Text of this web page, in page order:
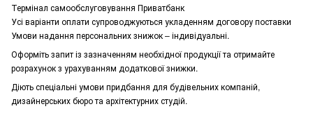
Термінал самообслуговування Приватбанк
Усі варіанти оплати супроводжуються укладенням договору поставки
Умови надання персональних знижок – індивідуальні.
Оформіть запит із зазначенням необхідної продукції та отримайте
розрахунок з урахуванням додаткової знижки.
Діють спеціальні умови придбання для будівельних компаній,
дизайнерських бюро та архітектурних студій.